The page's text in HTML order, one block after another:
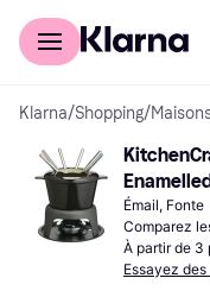
Acheter avec Klarna
Klarna/Shopping/
Émail, Fonte
Comparez
À partir de 3
Essayez